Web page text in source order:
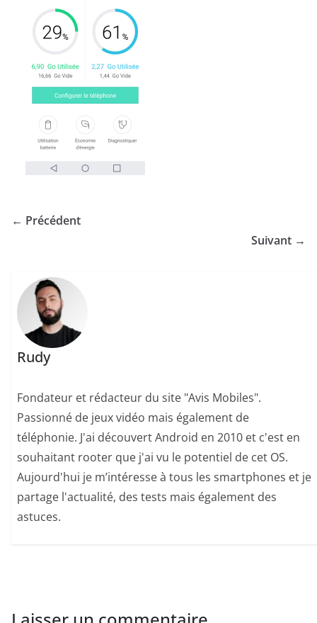
← Précédent
Suivant →
Rudy
Fondateur et rédacteur du site "Avis Mobiles".
Passionné de jeux vidéo mais également de
téléphonie. J'ai découvert Android en 2010 et c'est en
souhaitant rooter que j'ai vu le potentiel de cet OS.
Aujourd'hui je m’intéresse à tous les smartphones et je
partage l'actualité, des tests mais également des
astuces.